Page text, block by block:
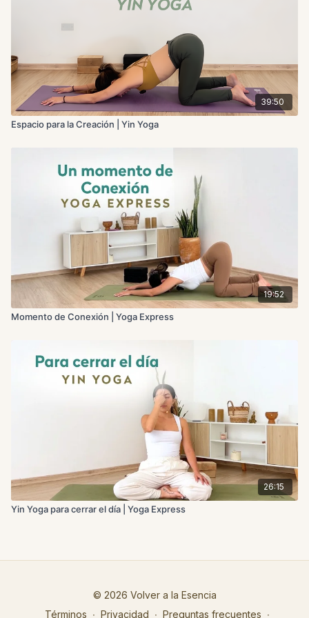
39:50
Espacio para la Creación | Yin Yoga
19:52
Momento de Conexión | Yoga Express
26:15
Yin Yoga para cerrar el día | Yoga Express
© 2026 Volver a la Esencia
Términos ∙ Privacidad ∙ Preguntas frecuentes ∙